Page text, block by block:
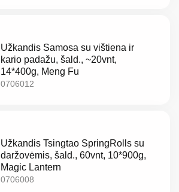
Užkandis Samosa su vištiena ir
kario padažu, šald., ~20vnt,
14*400g, Meng Fu
0706012
Užkandis Tsingtao SpringRolls su
daržovėmis, šald., 60vnt, 10*900g,
Magic Lantern
0706008